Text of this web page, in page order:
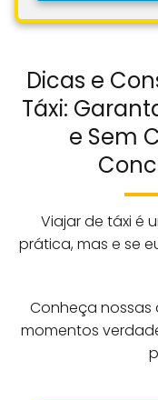
Dicas e
Táxi:
e Sem
Viajar de táxi é
prática, mas e se
Conheça nossas
momentos